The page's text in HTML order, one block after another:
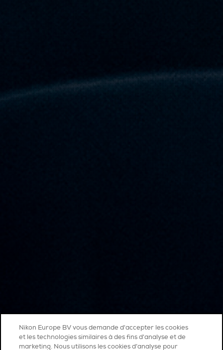
Nikon Europe BV vous demande d'accepter les cookies
et les technologies similaires à des fins d'analyse et de
marketing. Nous utilisons les cookies d’analyse pour